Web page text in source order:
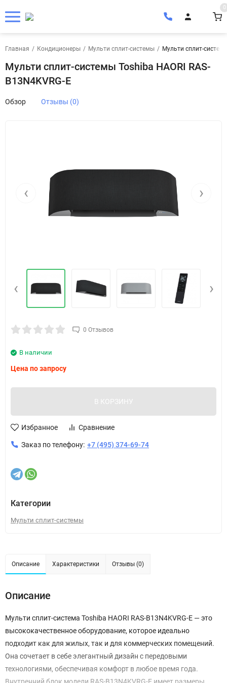
0
Главная / Кондиционеры / Мульти сплит-системы / Мульти сплит-
Мульти сплит-системы Toshiba HAORI RAS-
B13N4KVRG-E
Обзор Отзывы (0)
‹ ›
‹ ›
0 Отзывов
В наличии
Цена по запросу
В КОРЗИНУ
Избранное Сравнение
Заказ по телефону: +7 (495) 374-69-74
Категории
Мульти сплит-системы
Описание Характеристики Отзывы (0)
Описание
Мульти сплит-система Toshiba HAORI RAS-B13N4KVRG-E — это
высококачественное оборудование, которое идеально
подходит как для жилых, так и для коммерческих помещений.
Она сочетает в себе элегантный дизайн с передовыми
технологиями, обеспечивая комфорт в любое время года.